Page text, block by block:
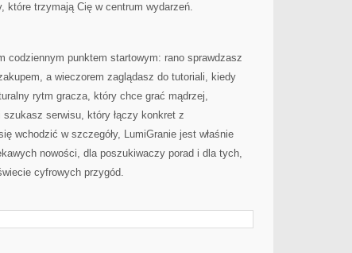
które trzymają Cię w centrum wydarzeń.
codziennym punktem startowym: rano sprawdzasz
a wieczorem zaglądasz do tutoriali, kiedy
rytm gracza, który chce grać mądrzej,
serwisu, który łączy konkret z
wchodzić w szczegóły, LumiGranie jest właśnie
nowości, dla poszukiwaczy porad i dla tych,
cyfrowych przygód.